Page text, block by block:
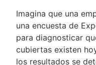
Imagina que una
una encuesta de
para diagnosticar
cubiertas existen
los resultados se